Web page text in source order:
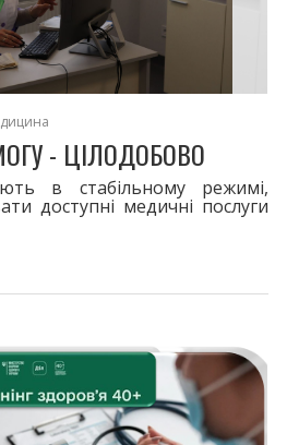
- ЦІЛОДОБОВО
в стабільному режимі,
доступні медичні послуги